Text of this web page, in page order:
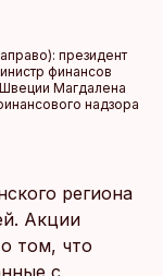
президент
финансов
Магдалена
надзора
региона
Акции
том, что
с